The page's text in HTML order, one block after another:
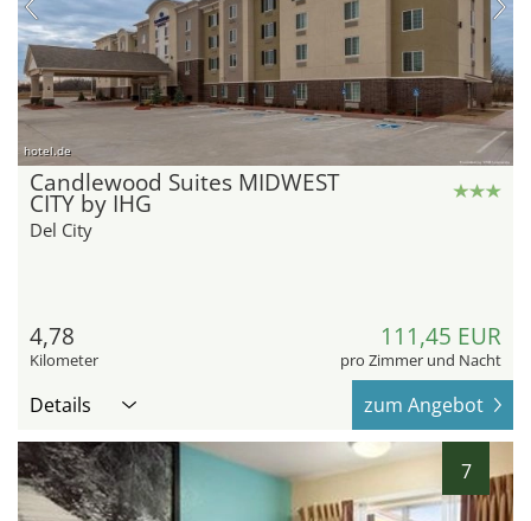
hotel.de
Candlewood Suites MIDWEST
CITY by IHG
Del City
4,78
Kilometer
111,45 EUR
pro Zimmer und Nacht
Details zum Angebot
7